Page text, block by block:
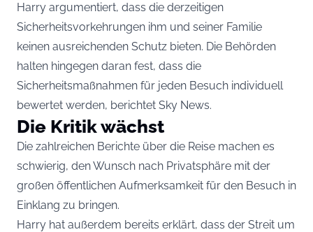
Harry argumentiert, dass die derzeitigen
Sicherheitsvorkehrungen ihm und seiner Familie
keinen ausreichenden Schutz bieten. Die Behörden
halten hingegen daran fest, dass die
Sicherheitsmaßnahmen für jeden Besuch individuell
bewertet werden, berichtet Sky News.
Die Kritik wächst
Die zahlreichen Berichte über die Reise machen es
schwierig, den Wunsch nach Privatsphäre mit der
großen öffentlichen Aufmerksamkeit für den Besuch in
Einklang zu bringen.
Harry hat außerdem bereits erklärt, dass der Streit um